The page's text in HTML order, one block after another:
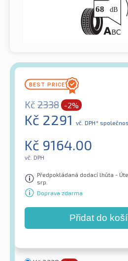
Kč 2338 -2%
Kč 2291 vč. DPH*
Kč 9164.00
vč. DPH
Předpokládaná dodací lhůta -
srp.
Doprava zdarma
Přidat do